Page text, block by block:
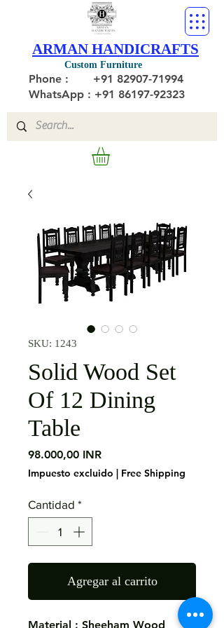
Custom Furniture
ARMAN HANDICRAFTS
Phone : +91 82907-71994
WhatsApp : +91 86197-92323
SKU: 1243
Solid Wood Set
Of 12 Dining
Table
98.000,00 INRPrecio
Impuesto excluido | Free Shipping
Cantidad *
Agregar al carrito
Material : Sheeham Wood